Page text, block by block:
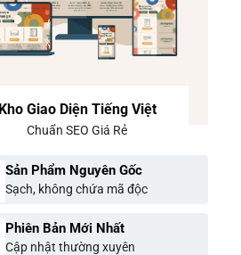
Kho Giao Diện Tiếng Việt
Chuẩn SEO Giá Rẻ
Sản Phẩm Nguyên Gốc
Sạch, không chứa mã độc
Phiên Bản Mới Nhất
Cập nhật thường xuyên